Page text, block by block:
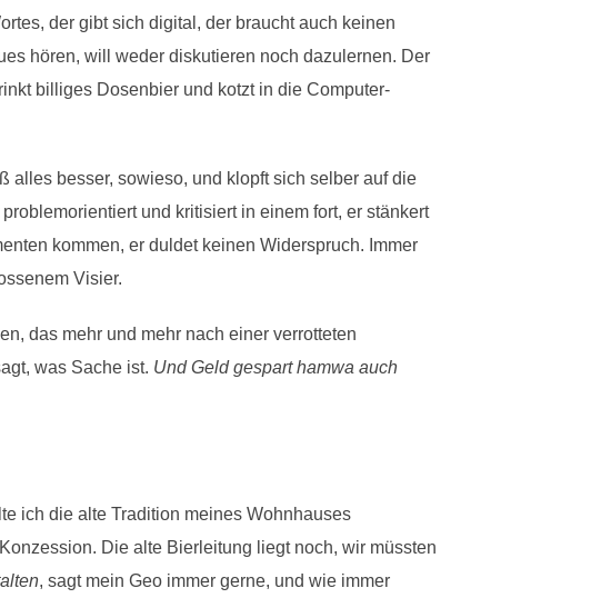
der gibt sich digital, der braucht auch keinen
hören, will weder diskutieren noch dazulernen. Der
billiges Dosenbier und kotzt in die Computer-
alles besser, sowieso, und klopft sich selber auf die
und kritisiert in einem fort, er stänkert
kommen, er duldet keinen Widerspruch. Immer
Visier.
das mehr und mehr nach einer verrotteten
was Sache ist. Und Geld gespart hamwa auch
ich die alte Tradition meines Wohnhauses
Die alte Bierleitung liegt noch, wir müssten
, sagt mein Geo immer gerne, und wie immer